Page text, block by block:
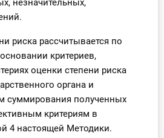
незначительных,
риска рассчитывается по
критериев,
оценки степени риска
органа и
суммирования полученных
критериям в
4 настоящей Методики.